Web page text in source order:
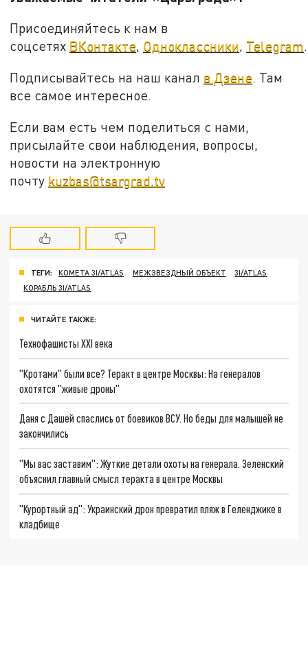
Присоединяйтесь к нам в
соцсетях ВКонтакте, Одноклассники, Telegram.
Подписывайтесь на наш канал в Дзене. Там
все самое интересное.
Если вам есть чем поделиться с нами,
присылайте свои наблюдения, вопросы,
новости на электронную
почту kuzbas@tsargrad.tv
ТЕГИ: КОМЕТА 3I/ATLAS МЕЖЗВЕЗДНЫЙ ОБЪЕКТ
3I/ATLAS
КОРАБЛЬ 3I/ATLAS
ЧИТАЙТЕ ТАКЖЕ:
Технофашисты XXI века
"Кротами" были все? Теракт в центре Москвы: На генералов
охотятся "живые дроны"
Даня с Дашей спаслись от боевиков ВСУ. Но беды для малышей не
закончились
"Мы вас заставим": Жуткие детали охоты на генерала. Зеленский
объяснил главный смысл теракта в центре Москвы
"Курортный ад": Украинский дрон превратил пляж в Геленджике в
кладбище